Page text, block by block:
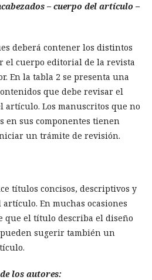
– cuerpo del artículo –
deberá contener los distintos
el cuerpo editorial de la revista
En la tabla 2 se presenta una
que debe revisar el
artículo. Los manuscritos que no
en sus componentes tienen
un trámite de revisión.
títulos concisos, descriptivos y
En muchas ocasiones
que el título describa el diseño
sugerir también un
los autores: